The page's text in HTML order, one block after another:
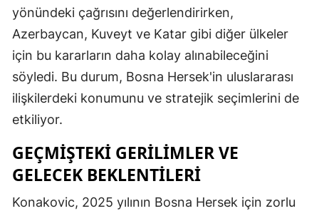
yönündeki çağrısını değerlendirirken,
Azerbaycan, Kuveyt ve Katar gibi diğer ülkeler
için bu kararların daha kolay alınabileceğini
söyledi. Bu durum, Bosna Hersek'in uluslararası
ilişkilerdeki konumunu ve stratejik seçimlerini de
etkiliyor.
GEÇMIŞTEKI GERILIMLER VE
GELECEK BEKLENTILERI
Konakovic, 2025 yılının Bosna Hersek için zorlu